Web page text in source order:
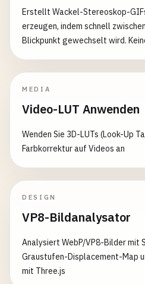
Erstellt Wackel-Stereoskop-
erzeugen, indem schnell
Blickpunkt gewechselt wird.
MEDIA
Video-LUT Anwenden
Wenden Sie 3D-LUTs (Look-Up
Farbkorrektur auf Videos an
DESIGN
VP8-Bildanalysator
Analysiert WebP/VP8-Bilder mit
Graustufen-Displacement-Map
mit Three.js